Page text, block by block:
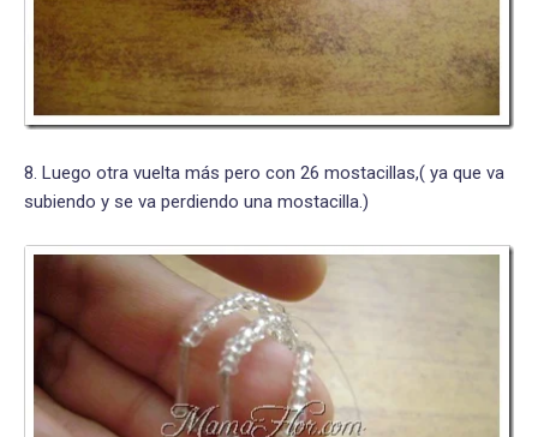
8. Luego otra vuelta más pero con 26 mostacillas,( ya que va
subiendo y se va perdiendo una mostacilla.)